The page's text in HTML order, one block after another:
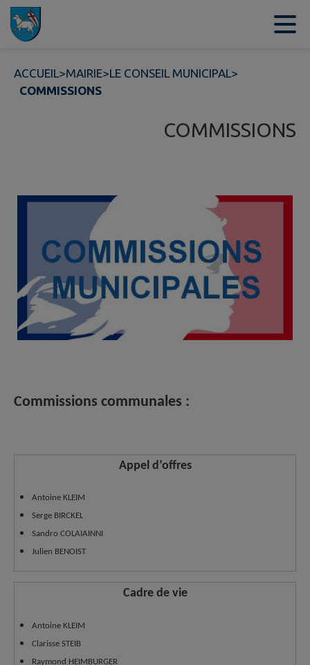
Contenu
ACCUEIL>MAIRIE>LE CONSEIL MUNICIPAL>
COMMISSIONS
COMMISSIONS
Commissions communales :
Appel d’offres
Antoine KLEIM
Serge BIRCKEL
Sandro COLAIAINNI
Julien BENOIST
Cadre de vie
Antoine KLEIM
Clarisse STEIB
Raymond HEIMBURGER